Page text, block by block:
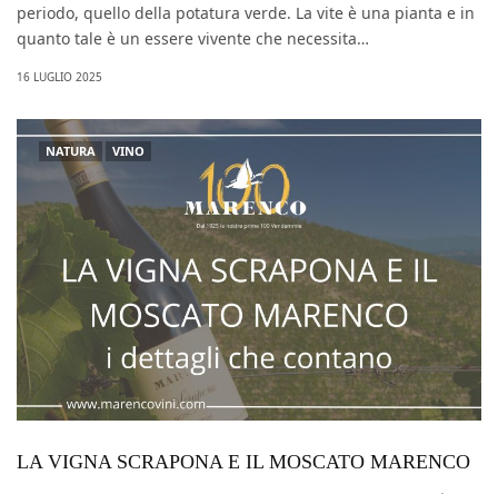
periodo, quello della potatura verde. La vite è una pianta e in
quanto tale è un essere vivente che necessita…
16 LUGLIO 2025
NATURA VINO
LA VIGNA SCRAPONA E IL MOSCATO MARENCO